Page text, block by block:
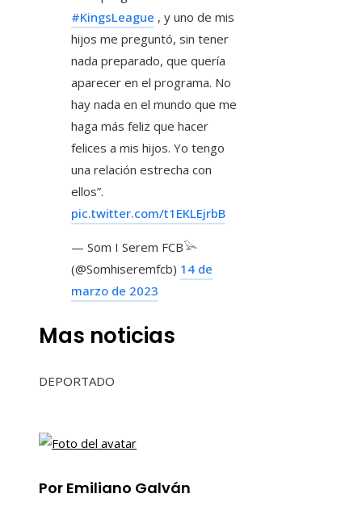
#KingsLeague , y uno de mis
hijos me preguntó, sin tener
nada preparado, que quería
aparecer en el programa. No
hay nada en el mundo que me
haga más feliz que hacer
felices a mis hijos. Yo tengo
una relación estrecha con
ellos”.
pic.twitter.com/t1EKLEjrbB
— Som I Serem FCB𓅪
(@Somhiseremfcb) 14 de
marzo de 2023
Mas noticias
DEPORTADO
Por Emiliano Galván